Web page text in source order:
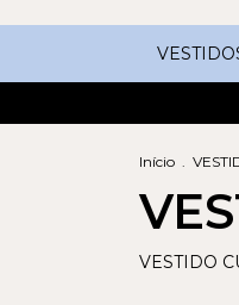
Início
VESTIDO